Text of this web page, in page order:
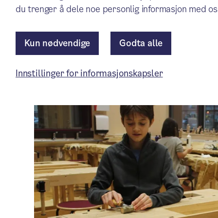
Aktuelt / Publisert: 20.12.2024
Av Kulturetaten
du trenger å dele noe personlig informasjon med
Kun nødvendige Godta alle
Innstillinger for informasjonskapsler